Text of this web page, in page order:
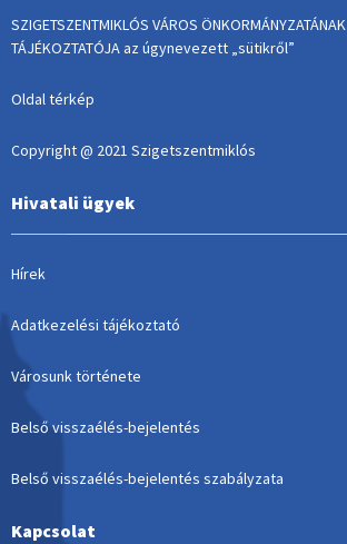
SZIGETSZENTMIKLÓS VÁROS ÖNKORMÁNYZATÁNAK
TÁJÉKOZTATÓJA az úgynevezett „sütikről”
Oldal térkép
Copyright @ 2021 Szigetszentmiklós
Hivatali ügyek
Hírek
Adatkezelési tájékoztató
Városunk története
Belső visszaélés-bejelentés
Belső visszaélés-bejelentés szabályzata
Kapcsolat